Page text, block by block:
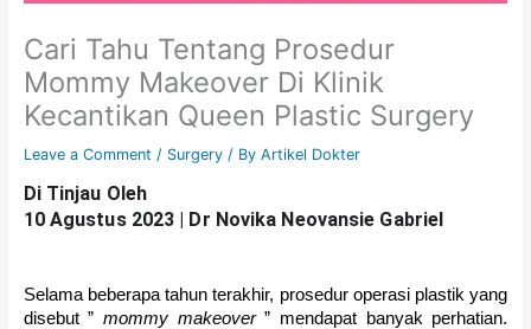
Cari Tahu Tentang Prosedur
Mommy Makeover Di Klinik
Kecantikan Queen Plastic Surgery
Leave a Comment / Surgery/ By Artikel Dokter
Di Tinjau Oleh
10 Agustus 2023 |
Dr Novika Neovansie Gabriel
Selama beberapa tahun terakhir, prosedur operasi plastik yang
disebut ” mommy makeover” mendapat banyak perhatian.